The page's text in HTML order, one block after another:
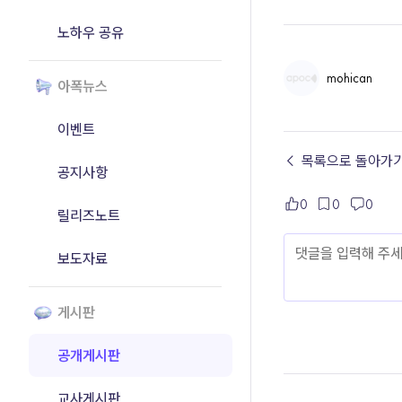
노하우 공유
아폭뉴스
이벤트
공지사항
릴리즈노트
보도자료
게시판
공개게시판
교사게시판
mohican
← 목록으로 돌아가
0 0 0